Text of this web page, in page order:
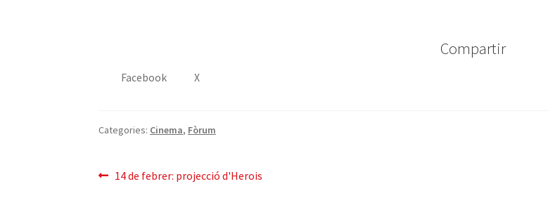
Compartir
Facebook X
Categories: Cinema, Fòrum
Navegació
Entrada
14 de febrer: projecció d'Herois